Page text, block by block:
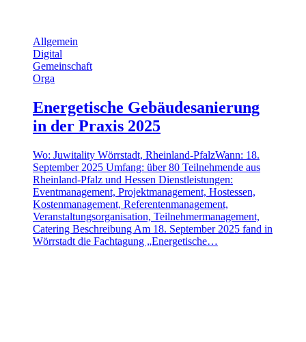
Allgemein
Digital
Gemeinschaft
Orga
Energetische Gebäudesanierung
in der Praxis 2025
Wo: Juwitality Wörrstadt, Rheinland-PfalzWann: 18.
September 2025 Umfang: über 80 Teilnehmende aus
Rheinland-Pfalz und Hessen Dienstleistungen:
Eventmanagement, Projektmanagement, Hostessen,
Kostenmanagement, Referentenmanagement,
Veranstaltungsorganisation, Teilnehmermanagement,
Catering Beschreibung Am 18. September 2025 fand in
Wörrstadt die Fachtagung „Energetische…